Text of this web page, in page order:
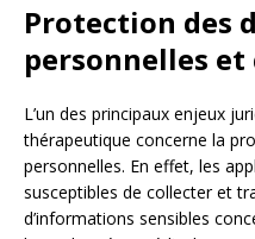
Protection des
personnelles
L’un des principaux enjeux
thérapeutique concerne la
personnelles. En effet, les
susceptibles de collecter et
d’informations sensibles